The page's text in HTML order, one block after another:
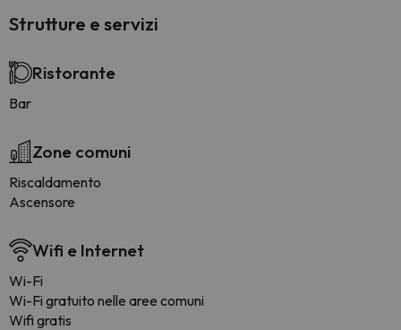
Strutture e servizi
Ristorante
Bar
Zone comuni
Riscaldamento
Ascensore
Wifi e Internet
Wi-Fi
Wi-Fi gratuito nelle aree comuni
Wifi gratis